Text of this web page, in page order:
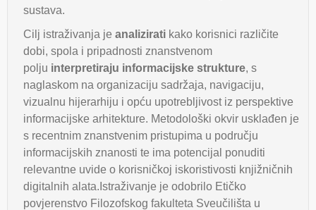
sustava.
Cilj istraživanja je analizirati kako korisnici različite
dobi, spola i pripadnosti znanstvenom
polju interpretiraju informacijske strukture, s
naglaskom na organizaciju sadržaja, navigaciju,
vizualnu hijerarhiju i opću upotrebljivost iz perspektive
informacijske arhitekture. Metodološki okvir usklađen je
s recentnim znanstvenim pristupima u području
informacijskih znanosti te ima potencijal ponuditi
relevantne uvide o korisničkoj iskoristivosti knjižničnih
digitalnih alata.Istraživanje je odobrilo Etičko
povjerenstvo Filozofskog fakulteta Sveučilišta u